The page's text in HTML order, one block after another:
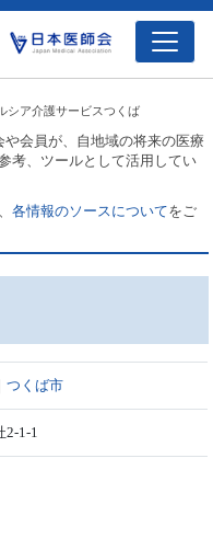
シア介護サービスつくば
会員が、自地域の将来の医療
考、ツールとして活用してい
各情報のソースについてをご
｜つくば市
1-1